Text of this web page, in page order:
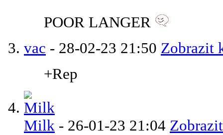
POOR LANGER
vac - 28-02-23 21:50 Zobrazit
+Rep
Milk - 26-01-23 21:04